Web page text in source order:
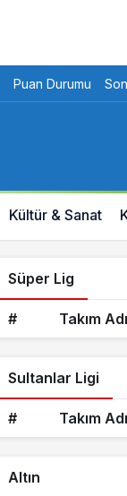
Puan Durumu
Kültür & Sanat
Süper Lig
# Takım Adı
Sultanlar Ligi
# Takım Adı
Altın